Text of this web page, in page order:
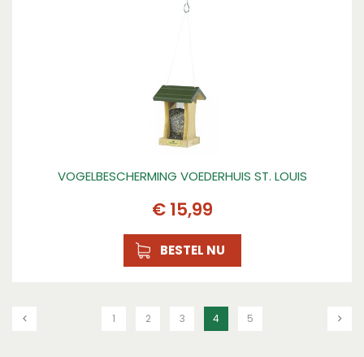
VOGELBESCHERMING VOEDERHUIS ST. LOUIS
€ 15,99
BESTEL NU
1 2 3 4 5